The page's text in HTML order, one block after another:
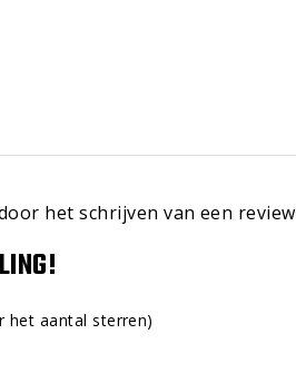
het schrijven van een review
het aantal sterren)